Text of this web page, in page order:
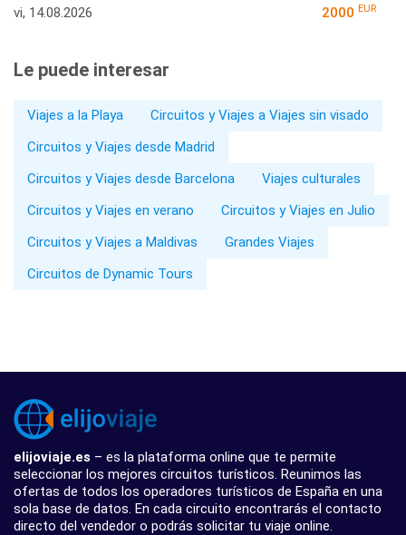
vi, 14.08.2026 2000 EUR
Le puede interesar
Viajes a la Playa
Circuitos y Viajes a Viajes sin visado
Circuitos y Viajes desde Madrid
Circuitos y Viajes desde Barcelona
Viajes culturales
Circuitos y Viajes en verano
Circuitos y Viajes en Julio
Circuitos y Viajes a Maldivas
Grandes Viajes
Circuitos de Dynamic Tours
elijoviaje.es – es la plataforma online que te permite
seleccionar los mejores circuitos turísticos. Reunimos las
ofertas de todos los operadores turísticos de España en una
sola base de datos. En cada circuito encontrarás el contacto
directo del vendedor o podrás solicitar tu viaje online.